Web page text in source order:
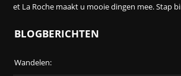
et La Roche maakt u mooie dingen mee. Stap
BLOGBERICHTEN
Wandelen: